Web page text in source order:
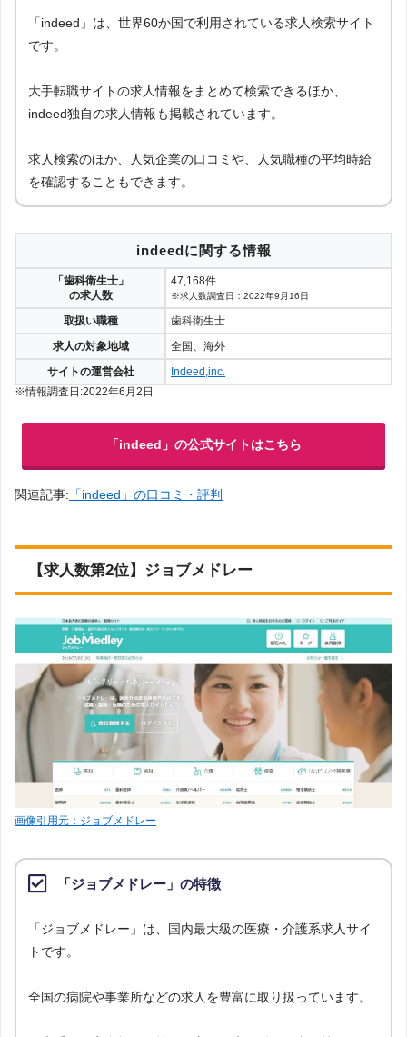
医療21 4
「indeed」は、世界60か国で利用されている求人検索サイト
です。
大手転職サイトの求人情報をまとめて検索できるほか、
indeed独自の求人情報も掲載されています。
求人検索のほか、人気企業の口コミや、人気職種の平均時給
を確認することもできます。
indeedに関する情報
「歯科衛生士」
の求人数
47,168件
※求人数調査日：2022年9月16日
取扱い職種
歯科衛生士
求人の対象地域
全国、海外
サイトの運営会社
Indeed,inc.
※情報調査日:2022年6月2日
「indeed」の公式サイトはこちら
関連記事: 「indeed」の口コミ・評判
【求人数第2位】ジョブメドレー
画像引用元：ジョブメドレー
「ジョブメドレー」の特徴
「ジョブメドレー」は、国内最大級の医療・介護系求人サイ
トです。
全国の病院や事業所などの求人を豊富に取り扱っています。